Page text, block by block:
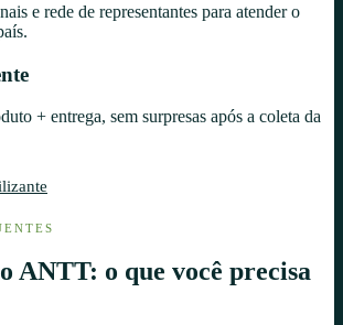
e rede de representantes para atender o
+ entrega, sem surpresas após a coleta da
ANTT: o que você precisa